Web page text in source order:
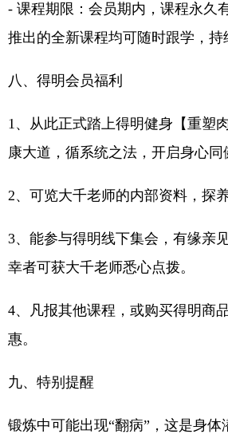
- 课程期限：会员期内，课程永久
推出的全新课程均可随时跟学，持
八、得明会员福利
1、从此正式踏上得明健身【重塑
康大道，循系统之法，开启身心同
2、可览大千老师的内部资料，探
3、能参与得明线下集会，有缘亲
幸者可获大千老师悉心点拨。
4、凡报其他课程，或购买得明商
惠。
九、特别提醒
锻炼中可能出现“翻病”，这是身体